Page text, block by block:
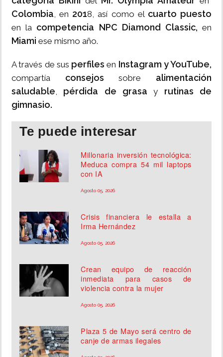
Colombia, en 2018, así como el cuarto puesto
en la competencia NPC Diamond Classic, en
Miami ese mismo año.
A través de sus perfilesen Instagram y YouTube,
compartía consejos sobre alimentación
saludable, pérdida de grasay rutinas de
gimnasio.
Te puede interesar
Millonaria inversión tecnológica:
Meduca compra 54 mil laptops
con IA
Agosto 05, 2026
Crisis financiera le estalla a
Irma Hernández
Agosto 05, 2026
Crean equipo de reacción
inmediata para casos de
violencia contra la mujer
Agosto 05, 2026
Plaza 5 de Mayo será centro de
canje de armas ilegales